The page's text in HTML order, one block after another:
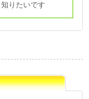
りたいです